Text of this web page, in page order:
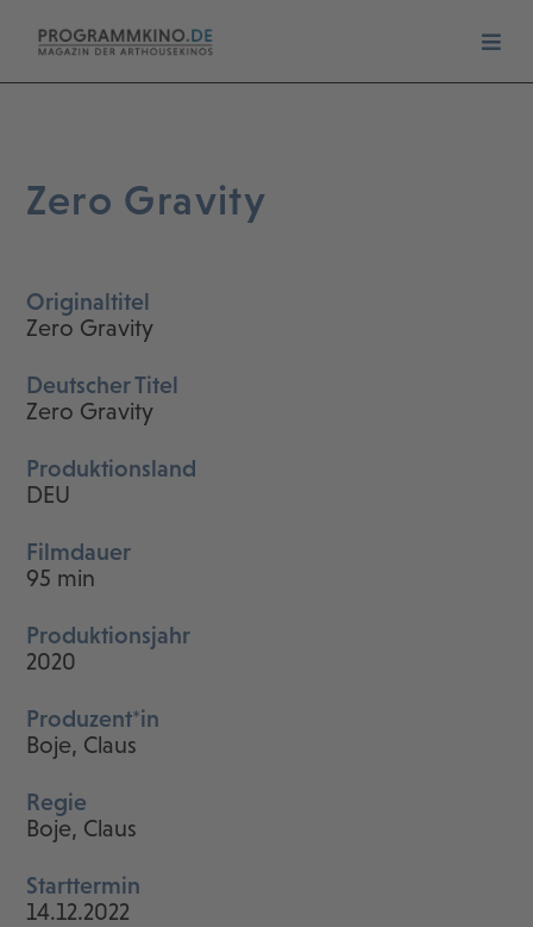
Zero Gravity
Originaltitel
Zero Gravity
Deutscher Titel
Zero Gravity
Produktionsland
DEU
Filmdauer
95 min
Produktionsjahr
2020
Produzent*in
Boje, Claus
Regie
Boje, Claus
Starttermin
14.12.2022